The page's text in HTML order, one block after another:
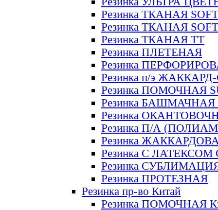
Резинка ТКАНАЯ SOFT
Резинка ТКАНАЯ
Резинка ТКАНАЯ ТТ
Резинка ПЛЕТЕНАЯ
Резинка
Резинка п/э
Резинка ПОМОЧНАЯ
Резинка БАШМАЧНАЯ
Резинка
Резинка П/А
Резинка
Резинка С ЛАТЕКСОМ
Резинка
Резинка ПРОТЕЗНАЯ
Резинка пр-во Китай
Резинка ПОМОЧНАЯ